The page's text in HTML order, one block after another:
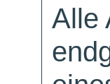
Alle